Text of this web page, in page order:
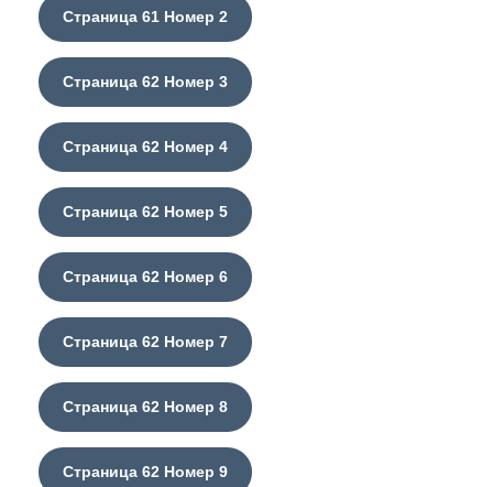
Страница 61 Номер 2
Страница 62 Номер 3
Страница 62 Номер 4
Страница 62 Номер 5
Страница 62 Номер 6
Страница 62 Номер 7
Страница 62 Номер 8
Страница 62 Номер 9